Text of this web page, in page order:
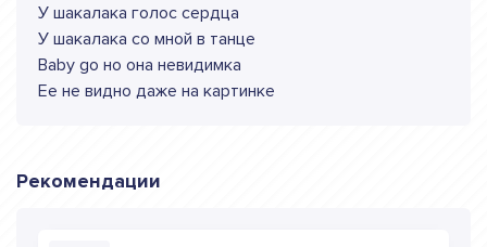
У шакалака голос сердца
У шакалака со мной в танце
Baby go но она невидимка
Ее не видно даже на картинке
Рекомендации